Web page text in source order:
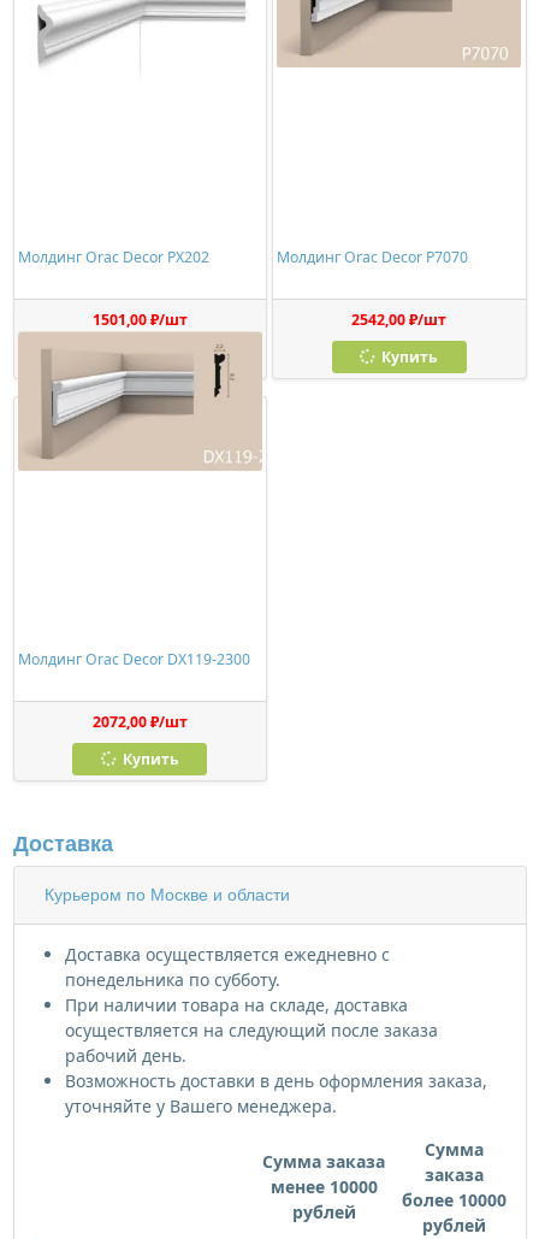
Молдинг Orac Decor PX202
1501,00 ₽/шт
Купить
Молдинг Orac Decor P7070
2542,00 ₽/шт
Купить
Молдинг Orac Decor DX119-2300
2072,00 ₽/шт
Купить
Доставка
Курьером по Москве и области
Доставка осуществляется ежедневно с
понедельника по субботу.
При наличии товара на складе, доставка
осуществляется на следующий после заказа
рабочий день.
Возможность доставки в день оформления заказа,
уточняйте у Вашего менеджера.
Сумма заказа
менее 10000
рублей
Сумма
заказа
более 10000
рублей